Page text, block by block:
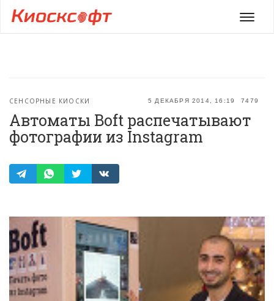
Меню
5 ДЕКАБРЯ 2014, 16:19 7479
СЕНСОРНЫЕ КИОСКИ
Автоматы Boft распечатывают
фотографии из Instagram